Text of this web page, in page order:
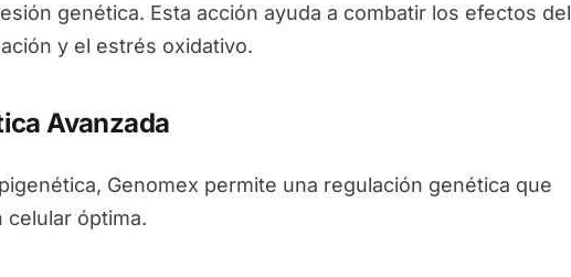
genética. Esta acción ayuda a combatir los efectos del
y el estrés oxidativo.
Avanzada
Genomex permite una regulación genética que
óptima.